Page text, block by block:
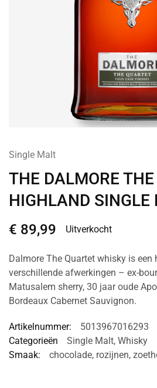
Single Malt
THE DALMORE
HIGHLAND SINGLE
€ 89,99 Uitverkocht
Dalmore The Quartet whisky is een
verschillende afwerkingen – ex-
Matusalem sherry, 30 jaar oude
Bordeaux Cabernet Sauvignon.
Artikelnummer:
5013967016293
Categorieën
Single Malt, Whisky
Smaak:
chocolade, rozijnen,